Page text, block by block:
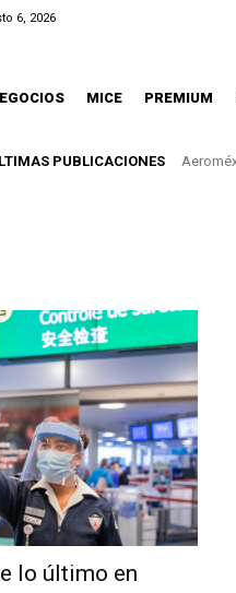
6, 2026
MICE PREMIUM
PUBLICACIONES
lo último en